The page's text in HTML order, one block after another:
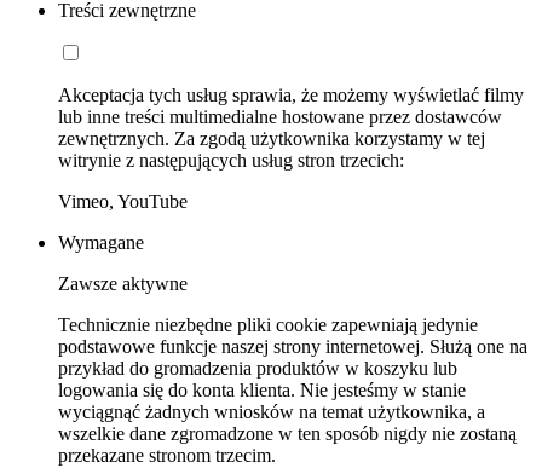
Treści zewnętrzne
Akceptacja tych usług sprawia, że możemy wyświetlać filmy
lub inne treści multimedialne hostowane przez dostawców
zewnętrznych. Za zgodą użytkownika korzystamy w tej
witrynie z następujących usług stron trzecich:
Vimeo, YouTube
Wymagane
Zawsze aktywne
Technicznie niezbędne pliki cookie zapewniają jedynie
podstawowe funkcje naszej strony internetowej. Służą one na
przykład do gromadzenia produktów w koszyku lub
logowania się do konta klienta. Nie jesteśmy w stanie
wyciągnąć żadnych wniosków na temat użytkownika, a
wszelkie dane zgromadzone w ten sposób nigdy nie zostaną
przekazane stronom trzecim.